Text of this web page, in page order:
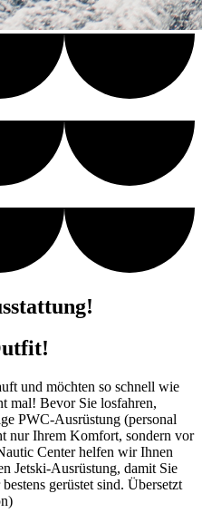
und möchten so schnell wie
mal! Bevor Sie losfahren,
PWC-Ausrüstung (personal
nur Ihrem Komfort, sondern vor
Center helfen wir Ihnen
Jetski-Ausrüstung, damit Sie
gerüstet sind. Übersetzt